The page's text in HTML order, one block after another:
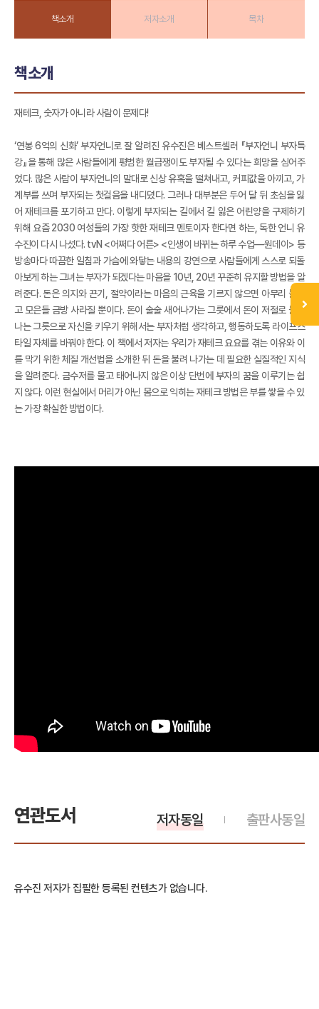
책소개 저자소개 목차
책소개
재테크, 숫자가 아니라 사람이 문제다!
‘연봉 6억의 신화’ 부자언니로 잘 알려진 유수진은 베스트셀러 『부자언니 부자특
강』을 통해 많은 사람들에게 평범한 월급쟁이도 부자될 수 있다는 희망을 심어주
었다. 많은 사람이 부자언니의 말대로 신상 유혹을 떨쳐내고, 커피값을 아끼고, 가
계부를 쓰며 부자되는 첫걸음을 내디뎠다. 그러나 대부분은 두어 달 뒤 초심을 잃
어 재테크를 포기하고 만다. 이렇게 부자되는 길에서 길 잃은 어린양을 구제하기
위해 요즘 2030 여성들의 가장 핫한 재테크 멘토이자 한다면 하는, 독한 언니 유
수진이 다시 나섰다. tvN <어쩌다 어른> <인생이 바뀌는 하루 수업―원데이> 등
방송마다 따끔한 일침과 가슴에 와닿는 내용의 강연으로 사람들에게 스스로 되돌
아보게 하는 그녀는 부자가 되겠다는 마음을 10년, 20년 꾸준히 유지할 방법을 알
려준다. 돈은 의지와 끈기, 절약이라는 마음의 근육을 기르지 않으면 아무리 불리
고 모은들 금방 사라질 뿐이다. 돈이 술술 새어나가는 그릇에서 돈이 저절로 불어
나는 그릇으로 자신을 키우기 위해서는 부자처럼 생각하고, 행동하도록 라이프스
타일 자체를 바꿔야 한다. 이 책에서 저자는 우리가 재테크 요요를 겪는 이유와 이
를 막기 위한 체질 개선법을 소개한 뒤 돈을 불려 나가는 데 필요한 실질적인 지식
을 알려준다. 금수저를 물고 태어나지 않은 이상 단번에 부자의 꿈을 이루기는 쉽
지 않다. 이런 현실에서 머리가 아닌 몸으로 익히는 재테크 방법은 부를 쌓을 수 있
는 가장 확실한 방법이다.
연관도서 출판사동일
저자동일
유수진 저자가 집필한 등록된 컨텐츠가 없습니다.